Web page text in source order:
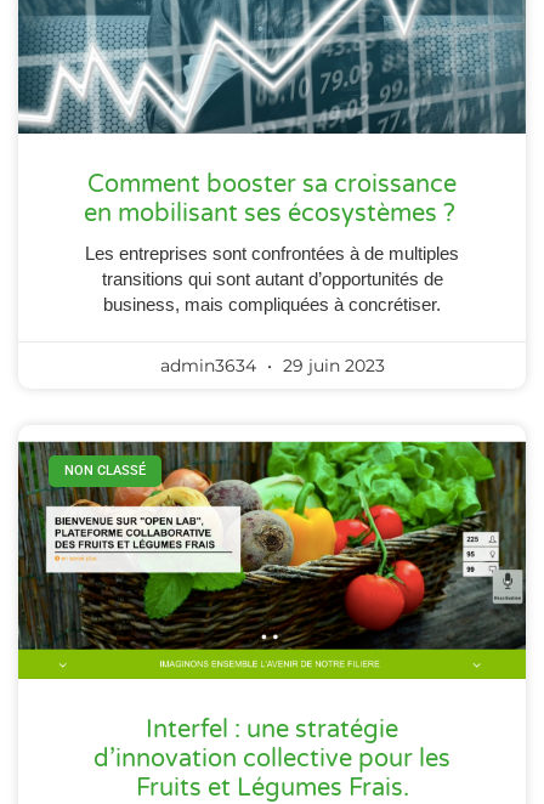
Comment booster sa croissance
en mobilisant ses écosystèmes ?
Les entreprises sont confrontées à de multiples
transitions qui sont autant d’opportunités de
business, mais compliquées à concrétiser.
admin3634 29 juin 2023
NON CLASSÉ
Interfel : une stratégie
d’innovation collective pour les
Fruits et Légumes Frais.